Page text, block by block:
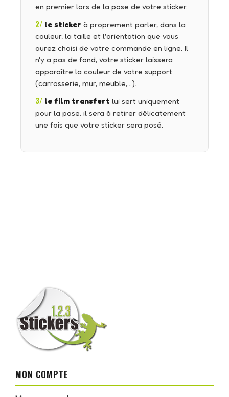
en premier lors de la pose de votre sticker.
2/ le sticker à proprement parler, dans la
couleur, la taille et l'orientation que vous
aurez choisi de votre commande en ligne. Il
n'y a pas de fond, votre sticker laissera
apparaître la couleur de votre support
(carrosserie, mur, meuble,…).
3/ le film transfert lui sert uniquement
pour la pose, il sera à retirer délicatement
une fois que votre sticker sera posé.
MON COMPTE